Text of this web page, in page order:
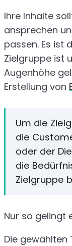
Ihre Inhalte
ansprechen
passen. Es ist
Zielgruppe ist
Augenhöhe
Erstellung von
Um die
die
oder der
die
Zielgruppe
Nur so gelingt
Die gewählten